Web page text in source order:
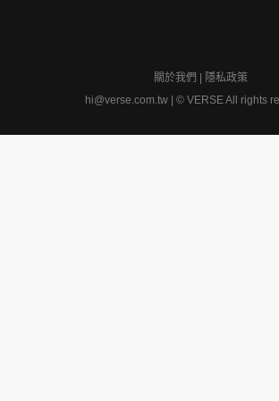
關於我們
隱私政策
hi@verse.com.tw
© VERSE All rights